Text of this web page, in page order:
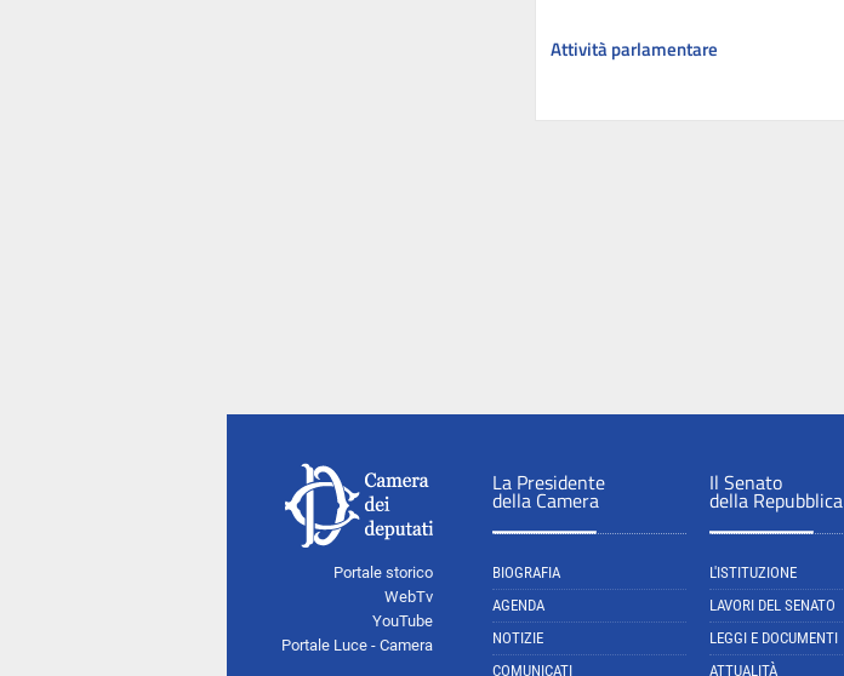
Attività parlamentare
Portale storico
WebTv
YouTube
Portale Luce - Camera
La Presidente
della Camera
BIOGRAFIA
AGENDA
NOTIZIE
COMUNICATI
Il Senato
della Repubblica
L'ISTITUZIONE
LAVORI DEL SENATO
LEGGI E DOCUMENTI
ATTUALITÀ